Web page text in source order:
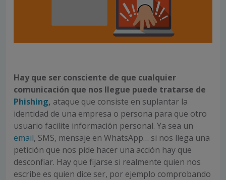
Hay que ser consciente de que cualquier
comunicación que nos llegue puede tratarse de
Phishing, ataque que consiste en suplantar la
identidad de una empresa o persona para que otro
usuario facilite información personal. Ya sea un
email, SMS, mensaje en WhatsApp… si nos llega una
petición que nos pide hacer una acción hay que
desconfiar. Hay que fijarse si realmente quien nos
escribe es quien dice ser, por ejemplo comprobando